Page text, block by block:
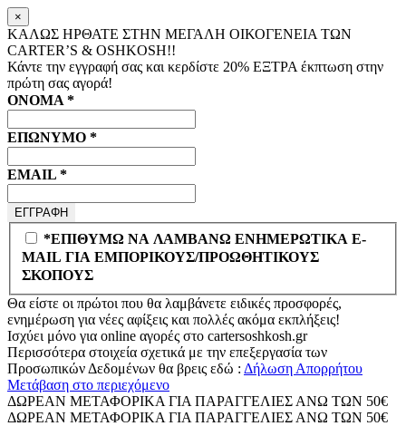
×
ΚΑΛΩΣ ΗΡΘΑΤΕ ΣΤΗΝ ΜΕΓΑΛΗ ΟΙΚΟΓΕΝΕΙΑ ΤΩΝ
CARTER’S & OSHKOSH!!
Κάντε την εγγραφή σας και κερδίστε 20% ΕΞΤΡΑ έκπτωση στην
πρώτη σας αγορά!
ΟΝΟΜΑ *
ΕΠΩΝΥΜΟ *
EMAIL *
*ΕΠΙΘΥΜΩ ΝΑ ΛΑΜΒΑΝΩ ΕΝΗΜΕΡΩΤΙΚΑ E-
MAIL ΓΙΑ ΕΜΠΟΡΙΚΟΥΣ/ΠΡΟΩΘΗΤΙΚΟΥΣ
ΣΚΟΠΟΥΣ
Θα είστε οι πρώτοι που θα λαμβάνετε ειδικές προσφορές,
ενημέρωση για νέες αφίξεις και πολλές ακόμα εκπλήξεις!
Ισχύει μόνο για online αγορές στο cartersoshkosh.gr
Περισσότερα στοιχεία σχετικά με την επεξεργασία των
Προσωπικών Δεδομένων θα βρεις εδώ : Δήλωση Απορρήτου
Μετάβαση στο περιεχόμενο
ΔΩΡΕΑΝ ΜΕΤΑΦΟΡΙΚΑ ΓΙΑ ΠΑΡΑΓΓΕΛΙΕΣ ΑΝΩ ΤΩΝ 50€
ΔΩΡΕΑΝ ΜΕΤΑΦΟΡΙΚΑ ΓΙΑ ΠΑΡΑΓΓΕΛΙΕΣ ΑΝΩ ΤΩΝ 50€